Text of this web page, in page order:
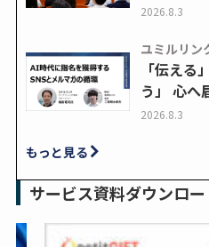
2026.8.3
ユミルリン
「伝える
う」 心へ
2026.8.3
もっと見る
サービス資料ダウンロー